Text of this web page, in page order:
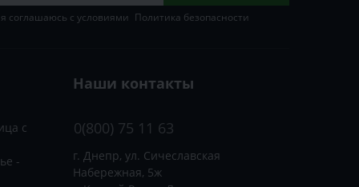
соглашаюсь с условиями Политика безопасности
с
-
Наши контакты
0(800) 75 11 63
г. Днепр, ул. Сичеславская
Набережная, 5ж